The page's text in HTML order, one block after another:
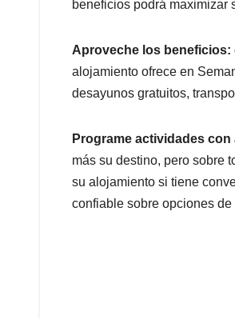
beneficios podrá maximizar
Aproveche los beneficios:
alojamiento ofrece en
desayunos gratuitos,
Programe actividades con
más su destino, pero sobre
su alojamiento si tiene
confiable sobre opciones